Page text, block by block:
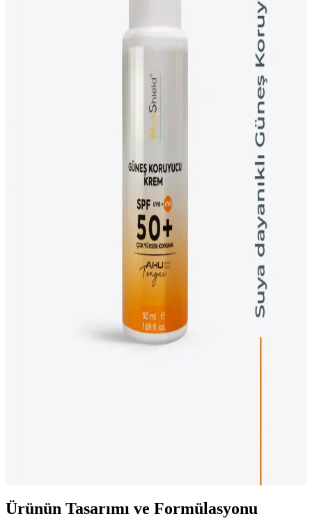
Akne tedavisinde benzoyl peroksit, klindamisin ve tretinoin içeren
ürünlerin dermatolog kontrolünde kullanıldığı dört aylık cilt bakım
Japonya'dan Popüler Güzellik Ürünleri ve
Kozmetik Alışveriş Rehberi
Japonya'dan kozmetik alışverişi, popüler ürünler ve güvenilir
platformlarla kolaylaşıyor. Anessa güneş pudrası ve Heroine Make
maskara temizleyici gibi ürünlerin özellikleri ve bulunabilirliği
Dermavit Gençleştirici Botox Etkili Krem: Yaşlanma
ve Kırışıklık Karşıtı Gelişmiş Formül
Dermavit Botox etkili krem, yaşlanma belirtilerini azaltır,
kırışıklıkları hafifletir ve SPF 50+ koruma sağlar. Vegan formülüyle
tüm cilt tiplerine uygun, hızlı emilen ve kolay uygulanabilen bir cilt
Garnier Ambre Solaire Çocuk Güneş Koruyucu
Sprey SPF50+ Özellikleri ve Kullanım Avantajları
Garnier Ambre Solaire Çocuk Güneş Koruyucu Sprey SPF50+
Ürünün Tasarımı ve Formülasyonu